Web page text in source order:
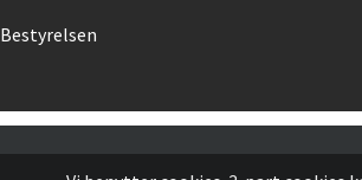
Bestyrelsen